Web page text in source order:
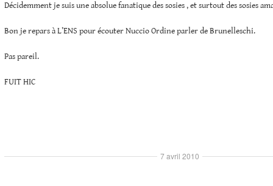
Décidemment je suis une absolue fanatique des sosies , et surtout des sosies
Bon je repars à L’ENS pour écouter Nuccio Ordine parler de Brunelleschi.
Pas pareil.
FUIT HIC
7 avril 2010